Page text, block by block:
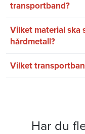
transportband?
Vilket material ska
hårdmetall?
Vilket
Har du